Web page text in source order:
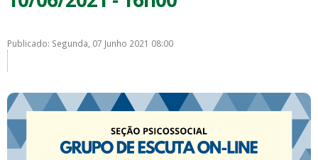
Publicado: Segunda, 07 Junho 2021 08:00